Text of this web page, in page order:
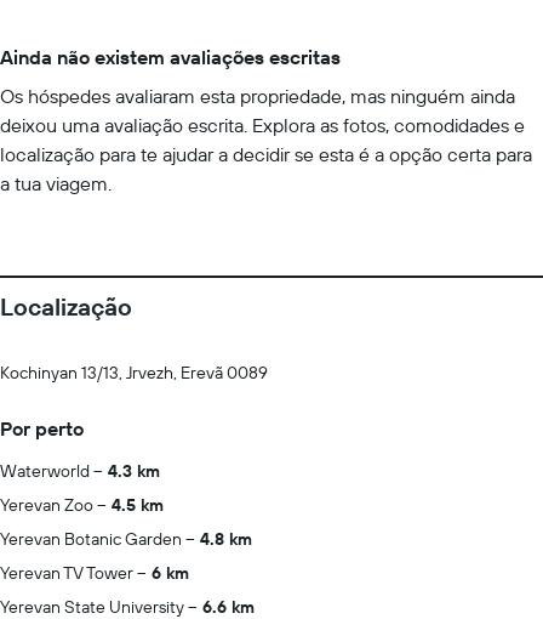
Ainda não existem avaliações escritas
Os hóspedes avaliaram esta propriedade, mas ninguém ainda
deixou uma avaliação escrita. Explora as fotos, comodidades e
localização para te ajudar a decidir se esta é a opção certa para
a tua viagem.
Localização
Kochinyan 13/13, Jrvezh, Erevã 0089
Por perto
Waterworld
4.3 km
Yerevan Zoo
4.5 km
Yerevan Botanic Garden
4.8 km
Yerevan TV Tower
6 km
Yerevan State University
6.6 km